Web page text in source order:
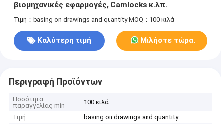
βιομηχανικές εφαρμογές, Camlocks κ.λπ.
Τιμή：basing on drawings and quantity MOQ：100 κιλά
Καλύτερη τιμή Μιλήστε τώρα.
Περιγραφή Προϊόντων
Ποσότητα
παραγγελίας min
100 κιλά
Τιμή
basing on drawings and quantity